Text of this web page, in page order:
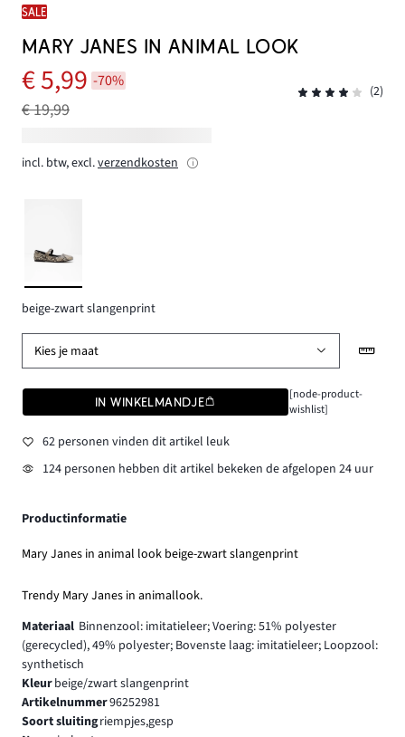
SALE
MARY JANES IN ANIMAL LOOK
€ 5,99 -70%
€ 19,99
(2)
incl. btw, excl.verzendkosten
beige-zwart slangenprint
Kies je maat
IN WINKELMANDJE
[node-product-
wishlist]
62 personen vinden dit artikel leuk
124 personen hebben dit artikel bekeken de afgelopen 24 uur
Productinformatie
Mary Janes in animal look beige-zwart slangenprint
Trendy Mary Janes in animallook.
Materiaal Binnenzool: imitatieleer; Voering: 51% polyester
(gerecycled), 49% polyester; Bovenste laag: imitatieleer; Loopzool:
synthetisch
Kleurbeige/zwart slangenprint
Artikelnummer96252981
Soort sluitingriempjes,gesp